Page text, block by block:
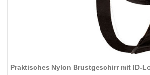
Praktisches Nylon Brustgeschirr mit ID-